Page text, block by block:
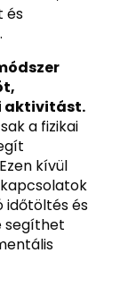
és
aktivitást.
a fizikai
kívül
időtöltés és
segíthet